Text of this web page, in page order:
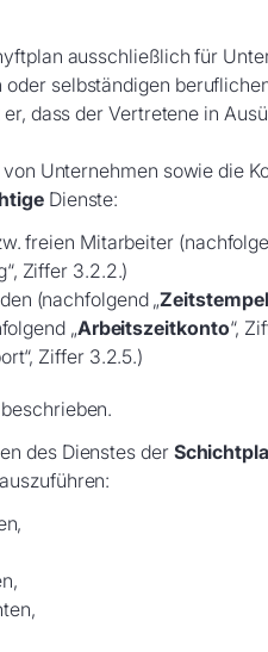
ausschließlich für
selbständigen
dass der Vertretene in
Unternehmen sowie die
Dienste:
freien Mitarbeiter
Ziffer 3.2.2.)
(nachfolgend „
„Arbeitszeitkonto“,
Ziffer 3.2.5.)
des Dienstes der